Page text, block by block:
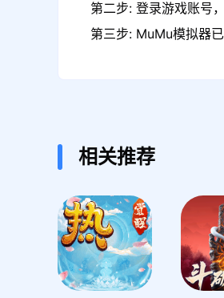
第二步: 登录游戏账号
第三步: MuMu模拟器
相关推荐